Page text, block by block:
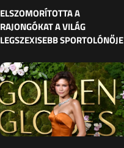
ELSZOMORÍTOTTA A
RAJONGÓKAT A VILÁG
LEGSZEXISEBB SPORTOLÓNŐJE